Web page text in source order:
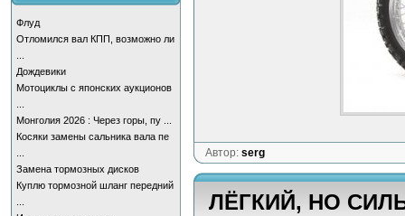
Флуд
Отломился вал КПП, возможно ли
Дождевики
Мотоциклы с японских аукционов
Монголия 2026 : Через горы, пу ...
Косяки замены сальника вала пе
Замена тормозных дисков
Куплю тормозной шланг передний
Автор: serg
ЛЁГКИЙ, НО